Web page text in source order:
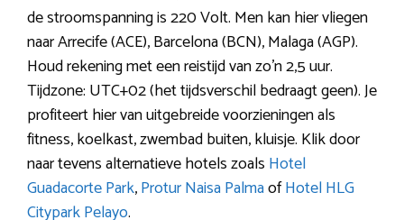
de stroomspanning is 220 Volt. Men kan hier vliegen
naar Arrecife (ACE), Barcelona (BCN), Malaga (AGP).
Houd rekening met een reistijd van zo’n 2,5 uur.
Tijdzone: UTC+02 (het tijdsverschil bedraagt geen). Je
profiteert hier van uitgebreide voorzieningen als
fitness, koelkast, zwembad buiten, kluisje. Klik door
naar tevens alternatieve hotels zoals Hotel
Guadacorte Park,Protur Naisa PalmaofHotel HLG
Citypark Pelayo.